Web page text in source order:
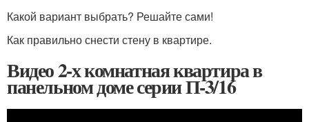
Какой вариант выбрать? Решайте сами!
Как правильно снести стену в квартире.
Видео 2-х комнатная квартира в
панельном доме серии П-3/16